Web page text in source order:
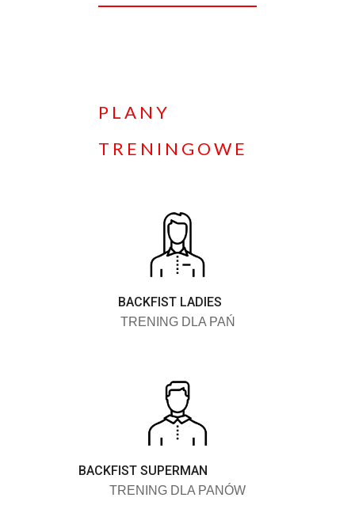
PLANY
TRENINGOWE
BACKFIST LADIES
TRENING DLA PAŃ
BACKFIST SUPERMAN
TRENING DLA PANÓW